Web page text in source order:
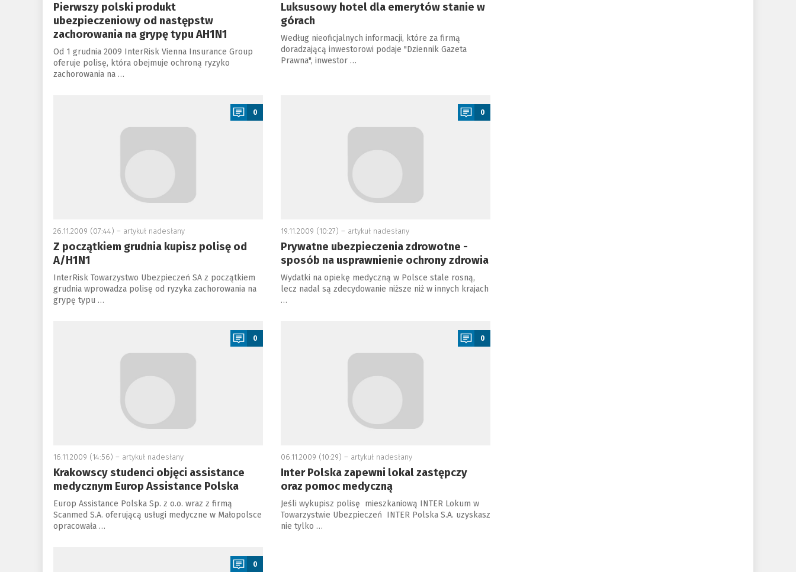
Pierwszy polski produkt
ubezpieczeniowy od następstw
zachorowania na grypę typu AH1N1
Od 1 grudnia 2009 InterRisk Vienna Insurance Group
oferuje polisę, która obejmuje ochroną ryzyko
zachorowania na …
Luksusowy hotel dla emerytów stanie w
górach
Według nieoficjalnych informacji, które za firmą
doradzającą inwestorowi podaje "Dziennik Gazeta
Prawna", inwestor …
0
26.11.2009 (07:44) – artykuł nadesłany
Z początkiem grudnia kupisz polisę od
A/H1N1
InterRisk Towarzystwo Ubezpieczeń SA z początkiem
grudnia wprowadza polisę od ryzyka zachorowania na
grypę typu …
0
19.11.2009 (10:27) – artykuł nadesłany
Prywatne ubezpieczenia zdrowotne -
sposób na usprawnienie ochrony zdrowia
Wydatki na opiekę medyczną w Polsce stale rosną,
lecz nadal są zdecydowanie niższe niż w innych krajach
…
0
16.11.2009 (14:56) – artykuł nadesłany
Krakowscy studenci objęci assistance
medycznym Europ Assistance Polska
Europ Assistance Polska Sp. z o.o. wraz z firmą
Scanmed S.A. oferującą usługi medyczne w Małopolsce
opracowała …
0
06.11.2009 (10:29) – artykuł nadesłany
Inter Polska zapewni lokal zastępczy
oraz pomoc medyczną
Jeśli wykupisz polisę mieszkaniową INTER Lokum w
Towarzystwie Ubezpieczeń INTER Polska S.A. uzyskasz
nie tylko …
0